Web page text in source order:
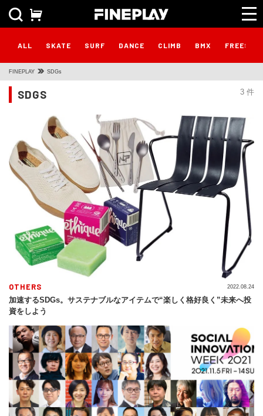
ALL SKATE SURF DANCE CLIMB BMX
FINEPLAY SDGs
3 件
SDGS
OTHERS
加速するSDGs。サステナブルなアイテムで“楽しく格好良く”未来へ投
資をしよう
2022.08.24